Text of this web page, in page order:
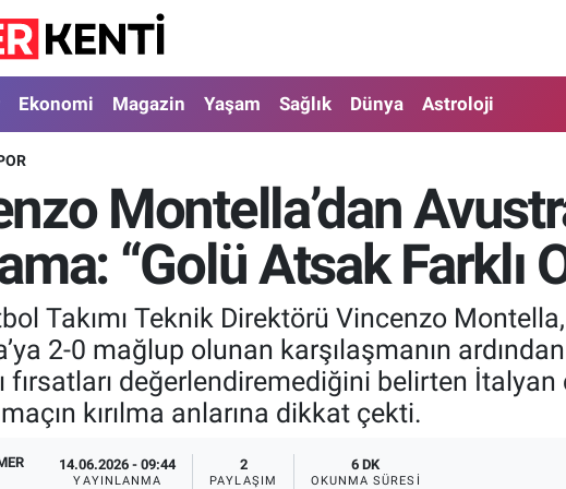
Ekonomi Magazin Yaşam Sağlık Dünya Astroloji
Montella’dan
“Golü Atsak Farklı
Takımı Teknik Direktörü Vincenzo
2-0 mağlup olunan karşılaşmanın
fırsatları değerlendiremediğini belirten İtalyan
kırılma anlarına dikkat çekti.
14.06.2026 - 09:44
YAYINLANMA
2
PAYLAŞIM
6 DK
OKUNMA SÜRESI
ve Fikstür